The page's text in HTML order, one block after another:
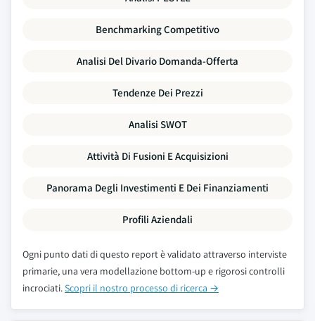
Benchmarking Competitivo
Analisi Del Divario Domanda-Offerta
Tendenze Dei Prezzi
Analisi SWOT
Attività Di Fusioni E Acquisizioni
Panorama Degli Investimenti E Dei Finanziamenti
Profili Aziendali
Ogni punto dati di questo report è validato attraverso interviste
primarie, una vera modellazione bottom-up e rigorosi controlli
incrociati.Scopri il nostro processo di ricerca →